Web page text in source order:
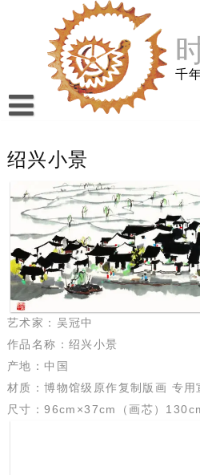
千
绍兴小景
艺术家：吴冠中
作品名称：绍兴小景
产地：中国
材质：博物馆级原作复制版画 专用
尺寸：96cm×37cm（画芯）